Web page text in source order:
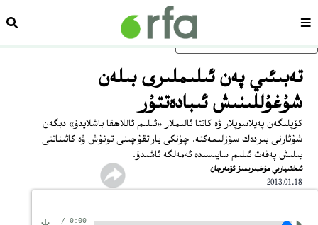
ئاساسلىق مەزمۇنغا ئاتلاڭسەھىپە
تەبىئىي پەن ئىلىملىرى بىلەن
شۇغۇللىنىش ئىبادەتتۇر
كۆپلىگەن پەيلاسوپلار ۋە كاتتا ئالىملار «ئىلىم ئاللاھقا باشلايدۇ» دېگەن
شۇئارنى بىردەك سۆزلىمەكتە. چۈنكى ياراتقۇچىنى تونۇش ۋە كائىناتنى
بىلىش پەقەت ئىلىم سايىسىدە ئەمەلگە ئاشىدۇ.
ئىختىيارىي مۇخبىرىمىز ئۆمەرجان
2013.01.18
0:00
/